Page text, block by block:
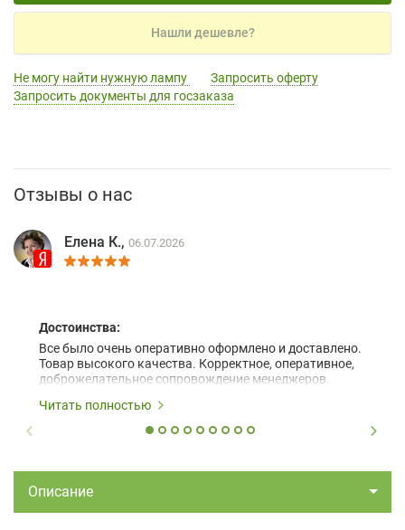
Нашли дешевле?
Не могу найти нужную лампу
Запросить оферту
Запросить документы для госзаказа
Отзывы о нас
Елена К., 06.07.2026
Достоинства:
Все было очень оперативно оформлено и доставлено.
Товар высокого качества. Корректное, оперативное,
доброжелательное сопровождение менеджеров.
Читать полностью
Описание